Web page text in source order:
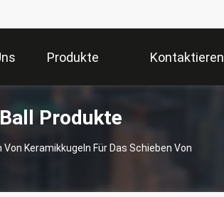
Produkte Kontaktieren
Produkte
Keramikkugeln Für Das Schieben Von